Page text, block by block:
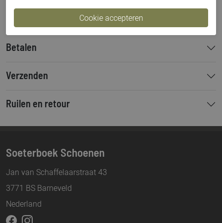
Hakhoogte
3 cm
Betalen
Verzenden
Ruilen en retour
Soeterboek Schoenen
Jan van Schaffelaarstraat 43
3771 BS Barneveld
Nederland